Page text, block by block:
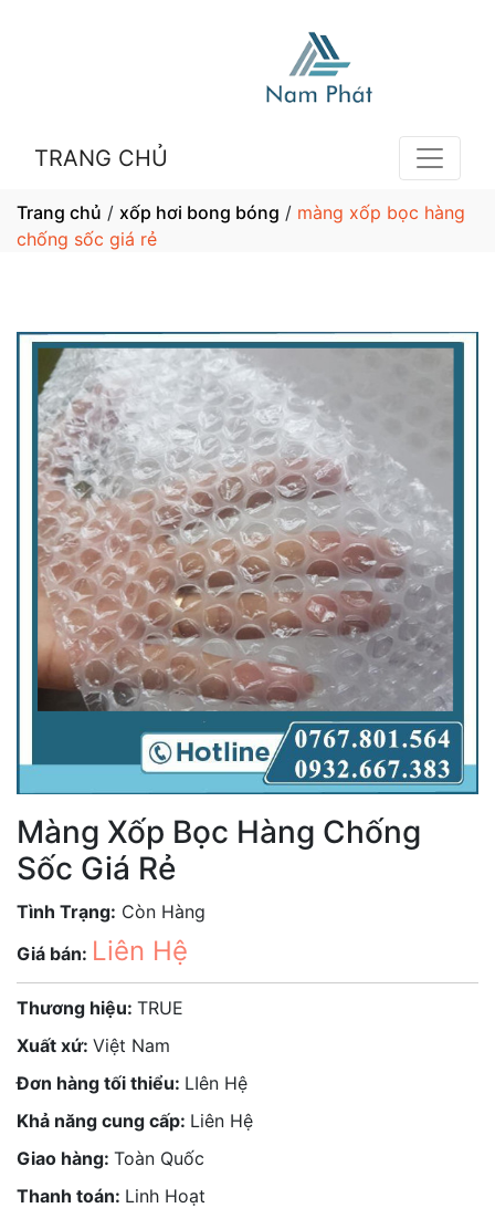
TRANG CHỦ
Trang chủ / xốp hơi bong bóng / màng xốp bọc hàng
chống sốc giá rẻ
Màng Xốp Bọc Hàng Chống
Sốc Giá Rẻ
Tình Trạng: Còn Hàng
Giá bán: Liên Hệ
Thương hiệu: TRUE
Xuất xứ: Việt Nam
Đơn hàng tối thiểu: LIên Hệ
Khả năng cung cấp: Liên Hệ
Giao hàng: Toàn Quốc
Thanh toán: Linh Hoạt